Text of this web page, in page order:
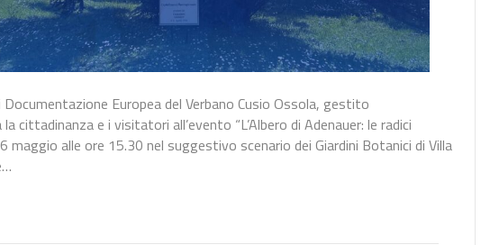
Europea del Verbano Cusio Ossola, gestito
cittadinanza e i visitatori all’evento “L’Albero di Adenauer: le radici
maggio alle ore 15.30 nel suggestivo scenario dei Giardini Botanici di Villa